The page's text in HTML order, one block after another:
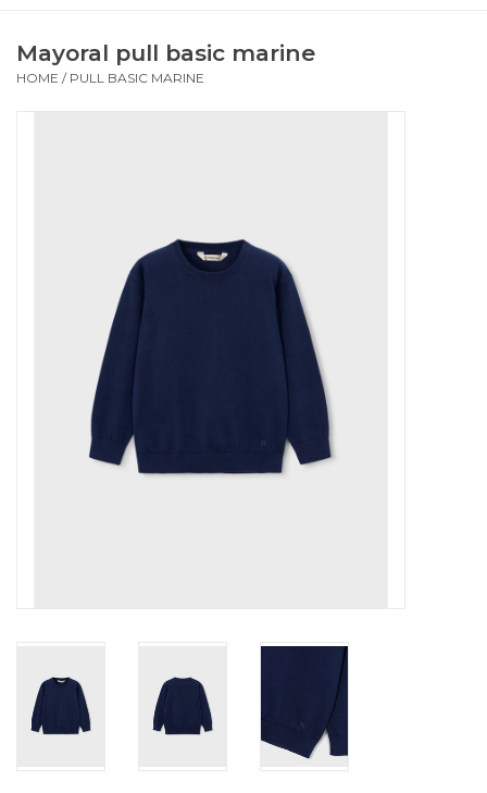
Schoenen
Cadeaubonnen
Mayoral pull basic marine
HOME / PULL BASIC MARINE